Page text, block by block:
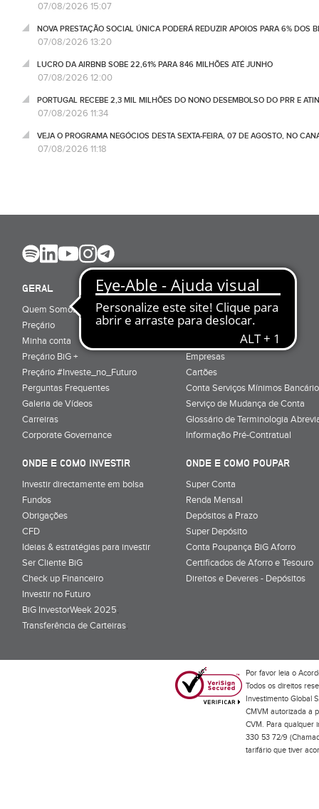
07/08/2026 15:07
NOVA PRESTAÇÃO SOCIAL ÚNICA PODERÁ REDUZIR APOIOS PARA 6% DOS
07/08/2026 13:20
LUCRO DA AIRBNB SOBE 22,61% PARA 846 MILHÕES ATÉ JUNHO
07/08/2026 12:00
PORTUGAL RECEBE 2,3 MIL MILHÕES DO NONO DESEMBOLSO DO PRR E
07/08/2026 11:34
VEJA O PROGRAMA NEGÓCIOS DESTA SEXTA-FEIRA, 07 DE AGOSTO, NO
07/08/2026 11:18
GERAL
Quem Somos
Preçário
Minha conta
Preçário BiG +
Preçário #Investe_no_Futuro
Perguntas Frequentes
Galeria de Vídeos
Carreiras
Corporate Governance
ABRIR CONTA
Porquê ser cliente
Particulares
Júnior (sub-18)
Empresas
Cartões
Conta Serviços Mínimos
Serviço de Mudança de Conta
Glossário de Terminologia
Informação Pré-Contratual
ONDE E COMO INVESTIR
Investir directamente em bolsa
Fundos
Obrigações
CFD
Ideias & estratégias para investir
Ser Cliente BiG
Check up Financeiro
Investir no Futuro
BiG InvestorWeek 2025;
Transferência de Carteiras;
ONDE E COMO POUPAR
Super Conta
Renda Mensal
Depósitos a Prazo
Super Depósito
Conta Poupança BiG Aforro
Certificados de Aforro e Tesouro
Direitos e Deveres - Depósitos
Por favor leia o
Todos os direitos
Investimento Global
CMVM autorizada a
CVM. Para qualquer
330 53 72/9
tarifário que tiver